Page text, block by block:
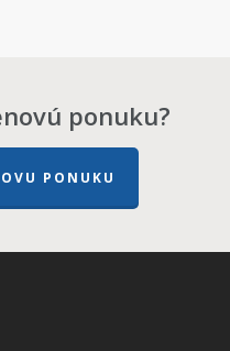
ponuku?
PONUKU